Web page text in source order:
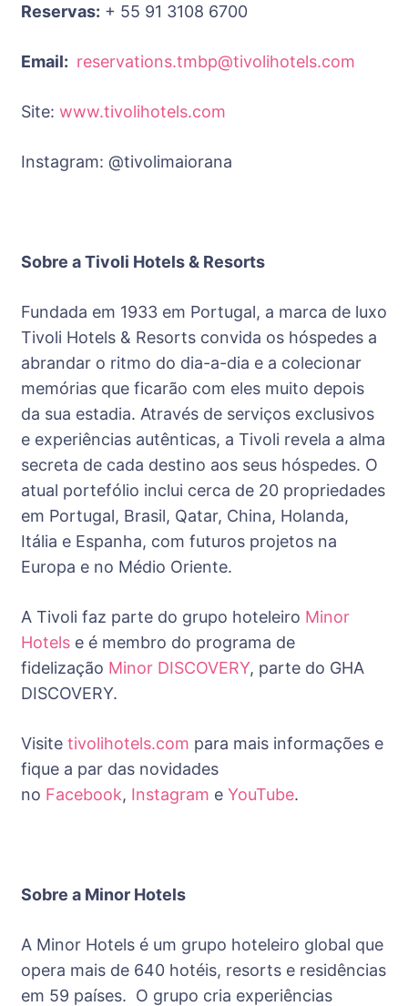
Reservas: + 55 91 3108 6700
Email: reservations.tmbp@tivolihotels.com
Site: www.tivolihotels.com
Instagram: @tivolimaiorana
Sobre a Tivoli Hotels & Resorts
Fundada em 1933 em Portugal, a marca de luxo
Tivoli Hotels & Resorts convida os hóspedes a
abrandar o ritmo do dia-a-dia e a colecionar
memórias que ficarão com eles muito depois
da sua estadia. Através de serviços exclusivos
e experiências autênticas, a Tivoli revela a alma
secreta de cada destino aos seus hóspedes. O
atual portefólio inclui cerca de 20 propriedades
em Portugal, Brasil, Qatar, China, Holanda,
Itália e Espanha, com futuros projetos na
Europa e no Médio Oriente.
A Tivoli faz parte do grupo hoteleiro Minor
Hotels e é membro do programa de
fidelização Minor DISCOVERY, parte do GHA
DISCOVERY.
Visite tivolihotels.com para mais informações e
fique a par das novidades
no Facebook, Instagram e YouTube.
Sobre a Minor Hotels
A Minor Hotels é um grupo hoteleiro global que
opera mais de 640 hotéis, resorts e residências
em 59 países. O grupo cria experiências